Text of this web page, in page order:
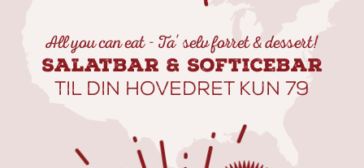
All you can eat - Ta' selv forret & dessert!
Salatbar & Softicebar
Til din hovedret kun 79